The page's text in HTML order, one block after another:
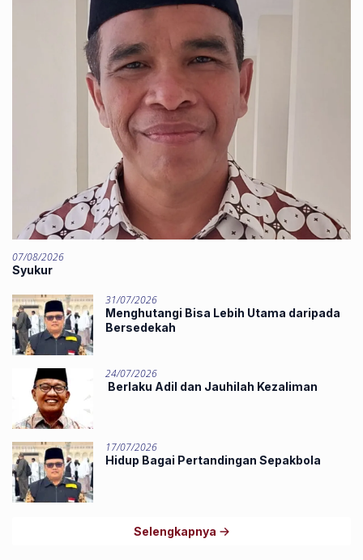
07/08/2026
Syukur
31/07/2026
Menghutangi Bisa Lebih Utama daripada
Bersedekah
24/07/2026
Berlaku Adil dan Jauhilah Kezaliman
17/07/2026
Hidup Bagai Pertandingan Sepakbola
Selengkapnya